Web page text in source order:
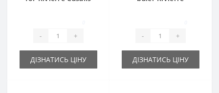
- +
ДІЗНАТИСЬ ЦІНУ
- +
ДІЗНАТИСЬ ЦІНУ